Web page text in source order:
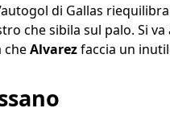
di Gallas
che sibila sul palo. Si
cheAlvarezfaccia un